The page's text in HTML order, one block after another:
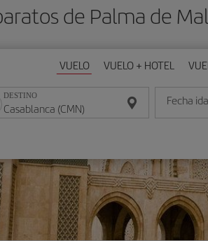
de Palma de
VUELO VUELO + HOTEL
DESTINO Fecha ida
Introduce la